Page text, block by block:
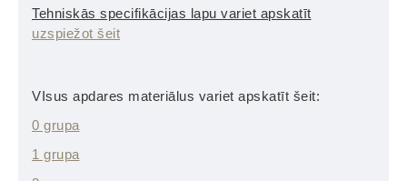
Tehniskās specifikācijas lapu variet apskatīt
uzspiežot šeit
VIsus apdares materiālus variet apskatīt šeit:
0 grupa
1 grupa